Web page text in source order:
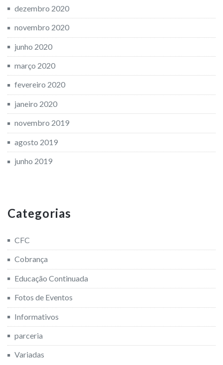
dezembro 2020
novembro 2020
junho 2020
março 2020
fevereiro 2020
janeiro 2020
novembro 2019
agosto 2019
junho 2019
Categorias
CFC
Cobrança
Educação Continuada
Fotos de Eventos
Informativos
parceria
Variadas